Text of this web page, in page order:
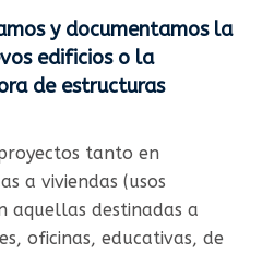
y documentamos la
edificios o la
de estructuras
tanto en
a viviendas (usos
aquellas destinadas a
oficinas, educativas, de